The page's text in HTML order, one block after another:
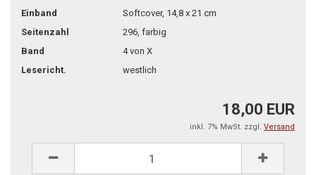
Einband
Softcover, 14,8 x 21 cm
Seitenzahl
296, farbig
Band
4 von X
Lesericht.
westlich
18,00 EUR
inkl. 7% MwSt. zzgl. Versand